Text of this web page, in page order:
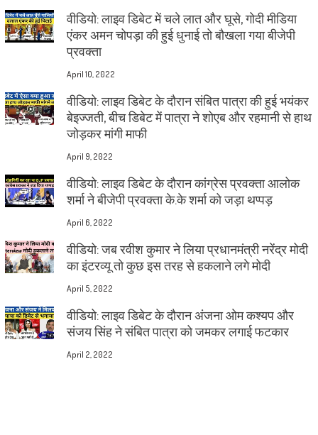
वीडियो: लाइव डिबेट में चले लात और घूसे, गोदी मीडिया
एंकर अमन चोपड़ा की हुई धुनाई तो बौखला गया बीजेपी
प्रवक्ता
April 10, 2022
वीडियो: लाइव डिबेट के दौरान संबित पात्रा की हुई भयंकर
बेइज्जती, बीच डिबेट में पात्रा ने शोएब और रहमानी से हाथ
जोड़कर मांगी माफी
April 9, 2022
वीडियो: लाइव डिबेट के दौरान कांग्रेस प्रवक्ता आलोक
शर्मा ने बीजेपी प्रवक्ता के.के शर्मा को जड़ा थप्पड़
April 6, 2022
वीडियो: जब रवीश कुमार ने लिया प्रधानमंत्री नरेंद्र मोदी
का इंटरव्यू तो कुछ इस तरह से हकलाने लगे मोदी
April 5, 2022
वीडियो: लाइव डिबेट के दौरान अंजना ओम कश्यप और
संजय सिंह ने संबित पात्रा को जमकर लगाई फटकार
April 2, 2022